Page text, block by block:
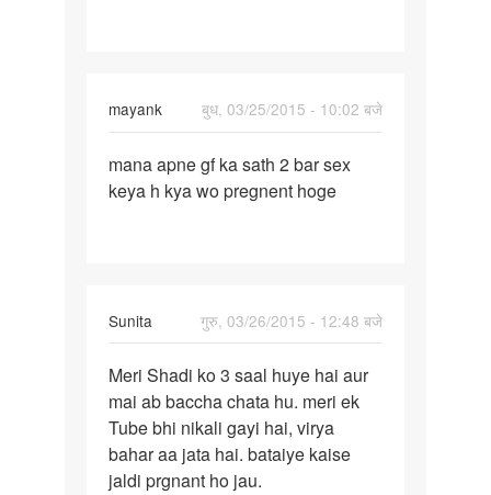
mayank
बुध, 03/25/2015 - 10:02 बजे
mana
apne
bar
mana apne gf ka sath 2 bar sex
keya h kya wo pregnent hoge
Sunita
गुरु, 03/26/2015 - 12:48 बजे
Meri
Shadi
ko
3
saal
Meri Shadi ko 3 saal huye hai aur
mai ab baccha chata hu. meri ek
Tube bhi nikali gayi hai, virya
bahar aa jata hai. bataiye kaise
jaldi prgnant ho jau.